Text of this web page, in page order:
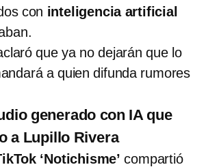
con inteligencia artificial
que ya no dejarán que lo
a quien difunda rumores
generado con IA que
a Lupillo Rivera
‘Notichisme’ compartió